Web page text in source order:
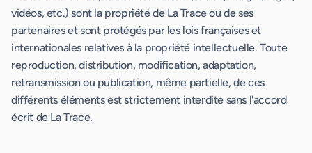
vidéos, etc.) sont la propriété de La Trace ou de ses
partenaires et sont protégés par les lois françaises et
internationales relatives à la propriété intellectuelle. Toute
reproduction, distribution, modification, adaptation,
retransmission ou publication, même partielle, de ces
différents éléments est strictement interdite sans l'accord
écrit de La Trace.